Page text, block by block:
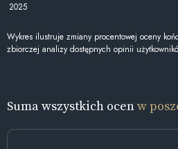
2025
Wykres ilustruje zmiany procentowej oceny
zbiorczej analizy dostępnych opinii
Suma wszystkich ocenw